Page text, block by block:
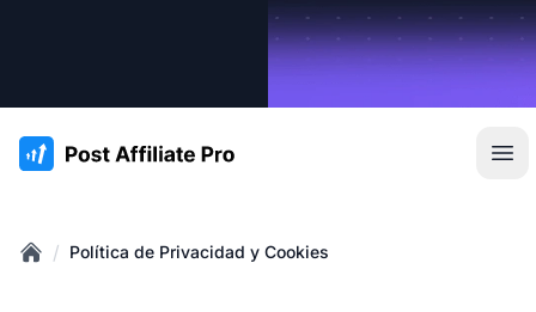
:site.title
/ Política de Privacidad y Cookies